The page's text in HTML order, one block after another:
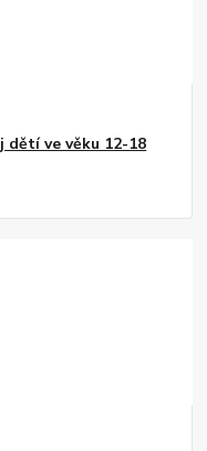
dětí ve věku 12-18